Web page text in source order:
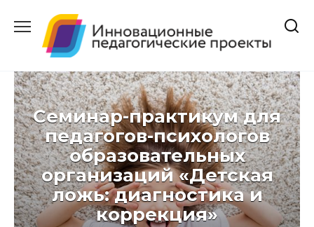
содержанию
Семинар-практикум для
педагогов-психологов
образовательных
организаций «Детская
ложь: диагностика и
коррекция»